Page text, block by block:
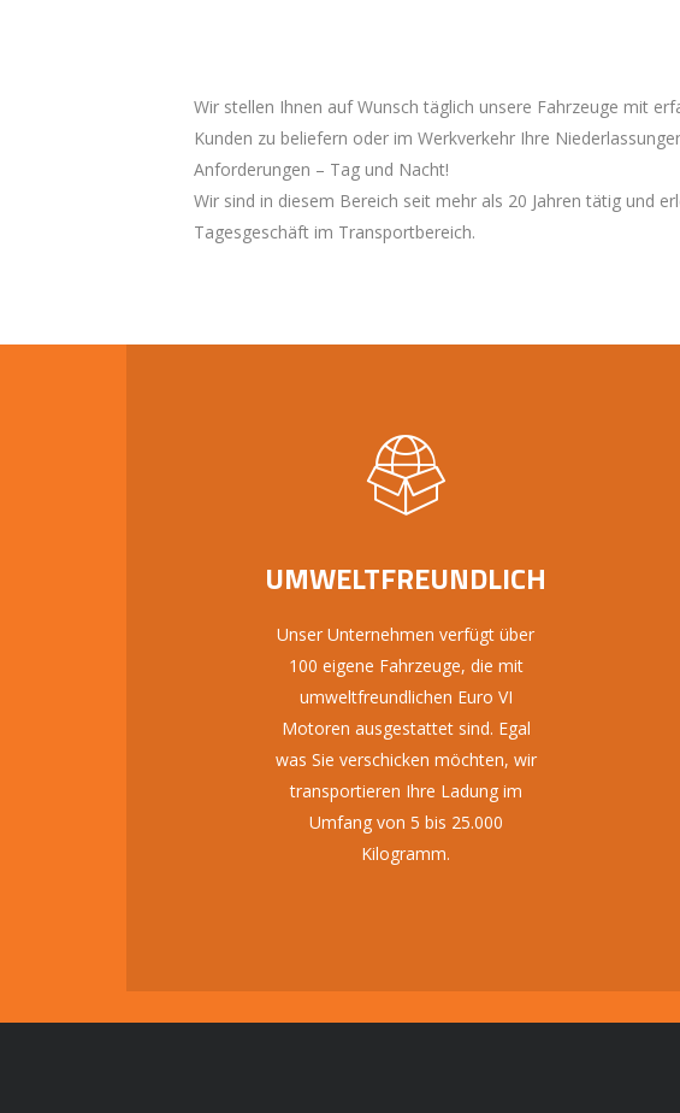
Wir stellen Ihnen auf Wunsch täglich unsere Fahrzeuge mit
Kunden zu beliefern oder im Werkverkehr Ihre
Anforderungen – Tag und Nacht!
Wir sind in diesem Bereich seit mehr als 20 Jahren tätig und
Tagesgeschäft im Transportbereich.
UMWELTFREUNDLICH
Unser Unternehmen verfügt über
100 eigene Fahrzeuge, die mit
umweltfreundlichen Euro VI
Motoren ausgestattet sind. Egal
was Sie verschicken möchten, wir
transportieren Ihre Ladung im
Umfang von 5 bis 25.000
Kilogramm.